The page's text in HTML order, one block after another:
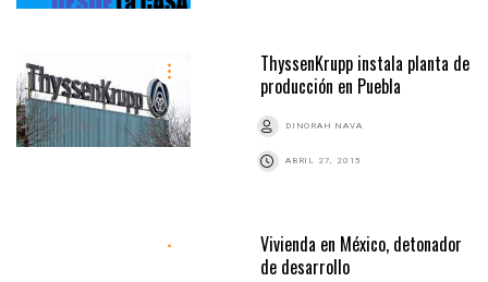
ThyssenKrupp instala planta de
producción en Puebla
DINORAH NAVA
ABRIL 27, 2015
Vivienda en México, detonador
de desarrollo